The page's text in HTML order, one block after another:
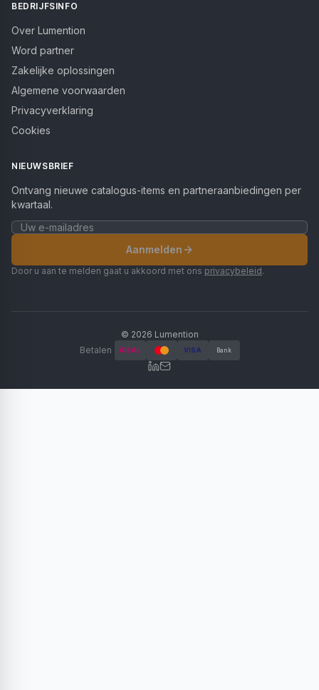
BEDRIJFSINFO
Over Lumention
Word partner
Zakelijke oplossingen
Algemene voorwaarden
Privacyverklaring
Cookies
NIEUWSBRIEF
Ontvang nieuwe catalogus-items en partneraanbiedingen per
kwartaal.
Aanmelden
Door u aan te melden gaat u akkoord met ons privacybeleid.
© 2026 Lumention
Betalen
iDEAL VISA Bank